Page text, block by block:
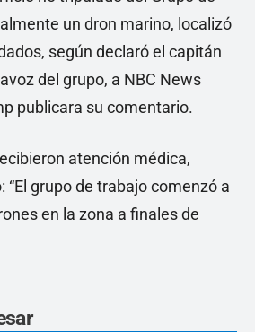
un dron marino, localizó
según declaró el capitán
del grupo, a NBC News
publicara su comentario.
atención médica,
“El grupo de trabajo comenzó a
en la zona a finales de